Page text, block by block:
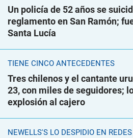
Un policía de 52 años se
reglamento en San Ramón;
Santa Lucía
TIENE CINCO ANTECEDENTES
Tres chilenos y el cantante
23, con miles de seguidores;
explosión al cajero
NEWELLS'S LO DESPIDIÓ EN REDES